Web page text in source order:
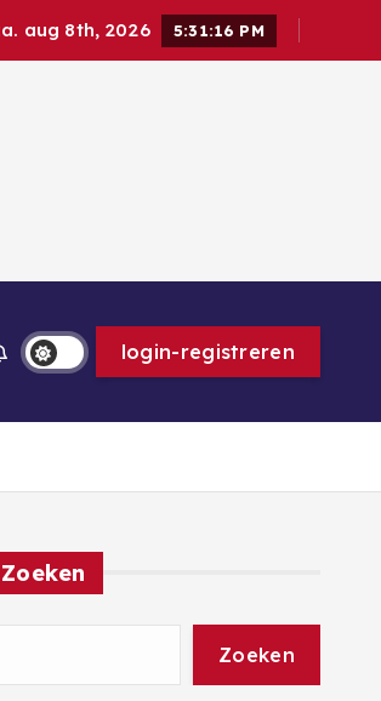
aug 8th, 2026 5:31:17 PM
login-registreren
Zoeken
Zoeken